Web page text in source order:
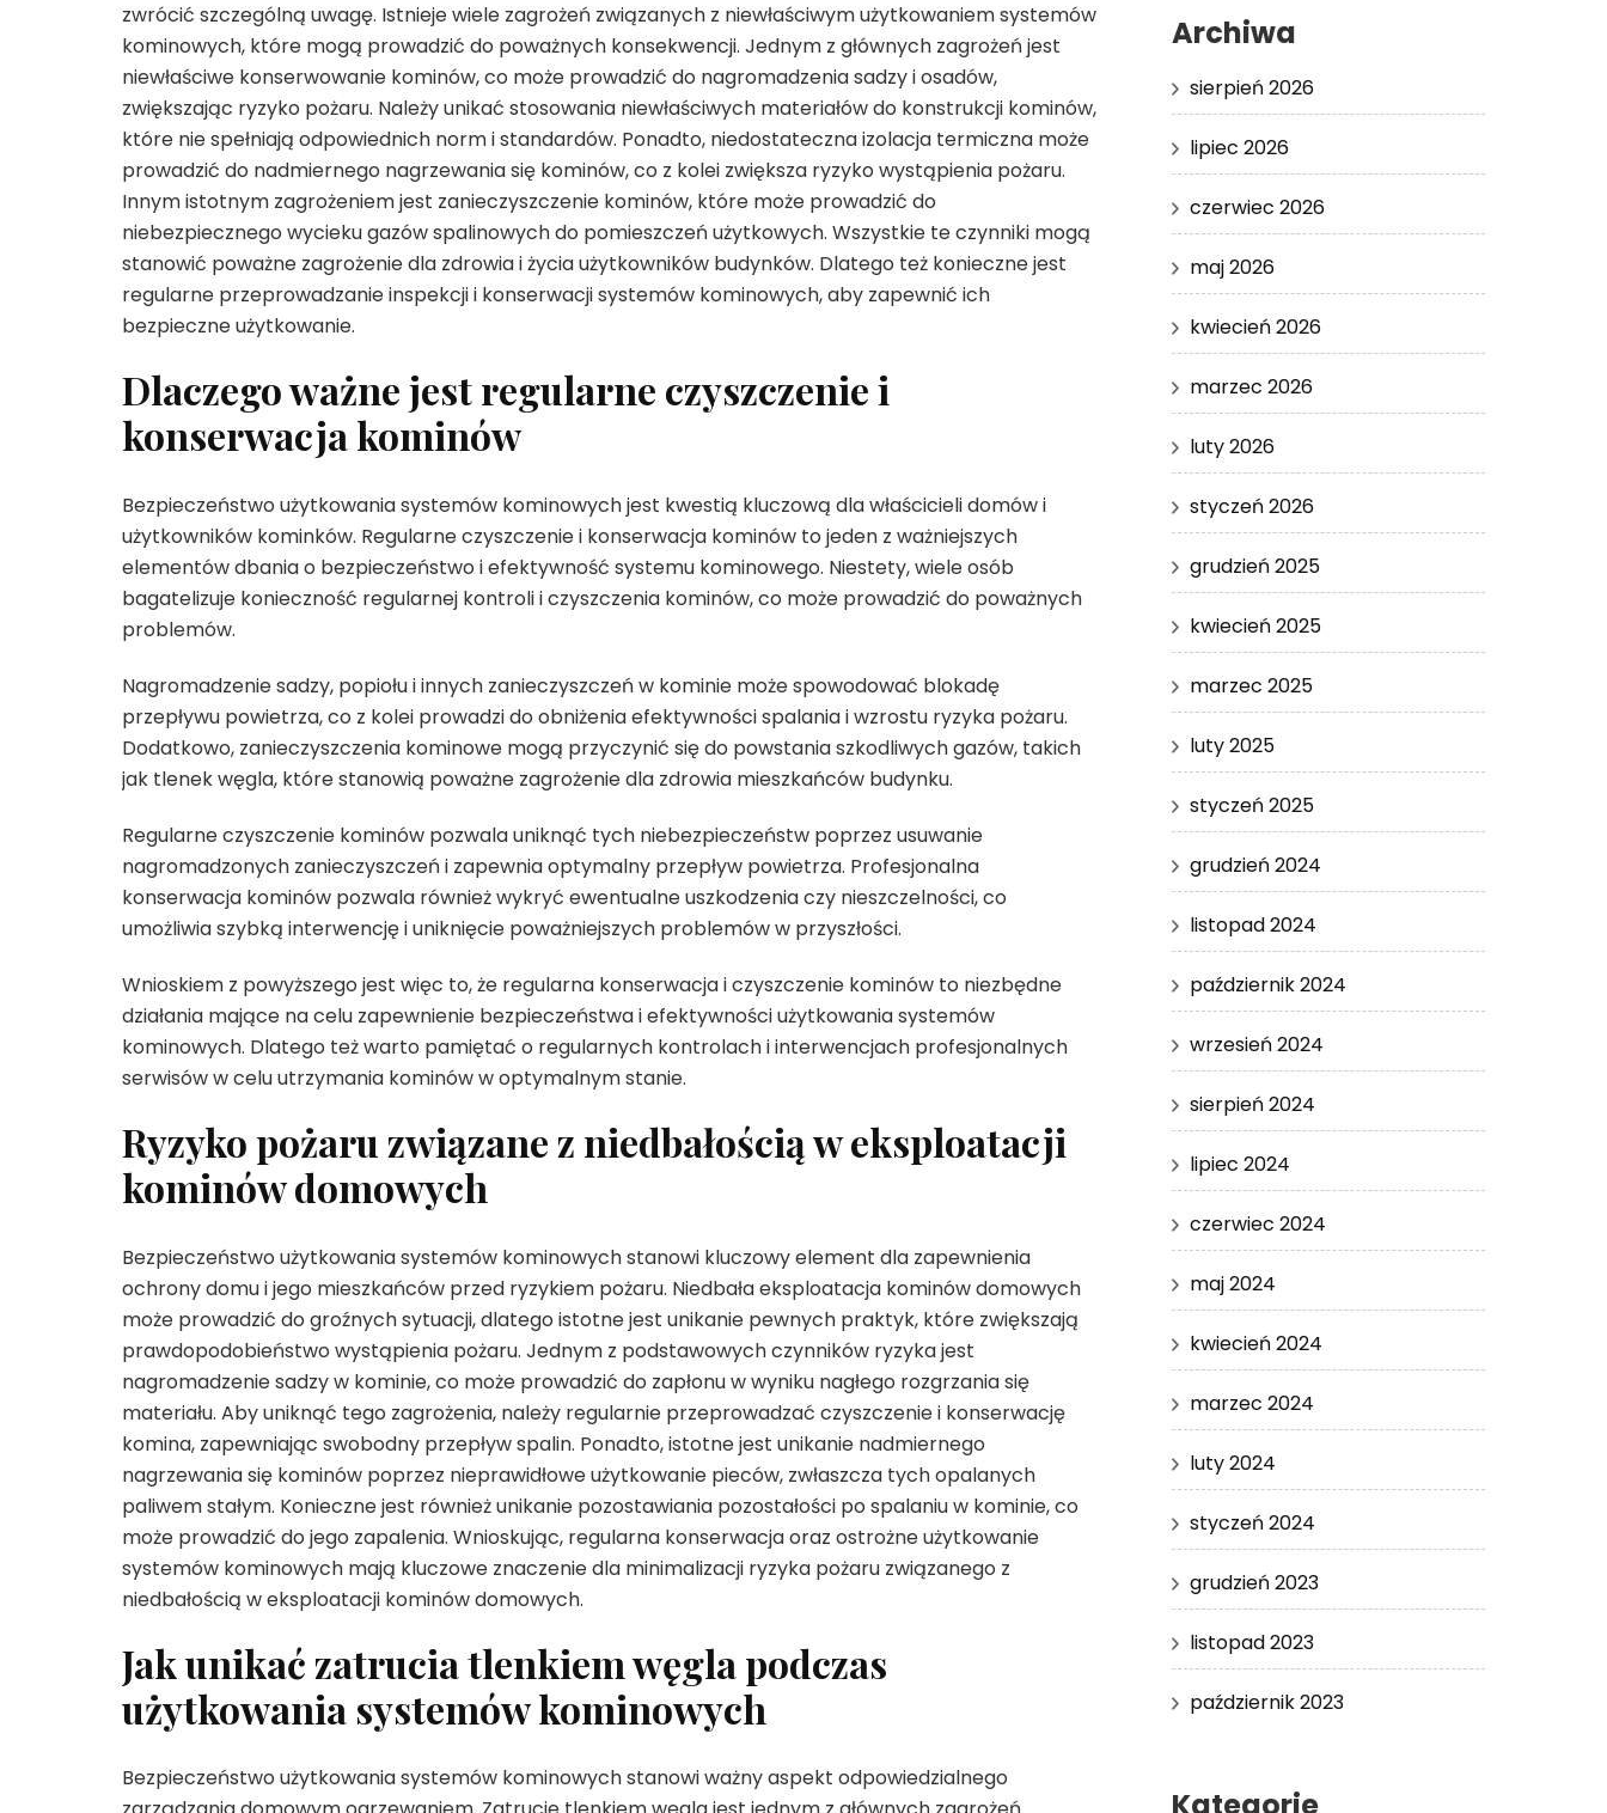
zwrócić szczególną uwagę. Istnieje wiele zagrożeń związanych z niewłaściwym użytkowaniem systemów
kominowych, które mogą prowadzić do poważnych konsekwencji. Jednym z głównych zagrożeń jest
niewłaściwe konserwowanie kominów, co może prowadzić do nagromadzenia sadzy i osadów,
zwiększając ryzyko pożaru. Należy unikać stosowania niewłaściwych materiałów do konstrukcji kominów,
które nie spełniają odpowiednich norm i standardów. Ponadto, niedostateczna izolacja termiczna może
prowadzić do nadmiernego nagrzewania się kominów, co z kolei zwiększa ryzyko wystąpienia pożaru.
Innym istotnym zagrożeniem jest zanieczyszczenie kominów, które może prowadzić do
niebezpiecznego wycieku gazów spalinowych do pomieszczeń użytkowych. Wszystkie te czynniki mogą
stanowić poważne zagrożenie dla zdrowia i życia użytkowników budynków. Dlatego też konieczne jest
regularne przeprowadzanie inspekcji i konserwacji systemów kominowych, aby zapewnić ich
bezpieczne użytkowanie.
Dlaczego ważne jest regularne czyszczenie i
konserwacja kominów
Bezpieczeństwo użytkowania systemów kominowych jest kwestią kluczową dla właścicieli domów i
użytkowników kominków. Regularne czyszczenie i konserwacja kominów to jeden z ważniejszych
elementów dbania o bezpieczeństwo i efektywność systemu kominowego. Niestety, wiele osób
bagatelizuje konieczność regularnej kontroli i czyszczenia kominów, co może prowadzić do poważnych
problemów.
Nagromadzenie sadzy, popiołu i innych zanieczyszczeń w kominie może spowodować blokadę
przepływu powietrza, co z kolei prowadzi do obniżenia efektywności spalania i wzrostu ryzyka pożaru.
Dodatkowo, zanieczyszczenia kominowe mogą przyczynić się do powstania szkodliwych gazów, takich
jak tlenek węgla, które stanowią poważne zagrożenie dla zdrowia mieszkańców budynku.
Regularne czyszczenie kominów pozwala uniknąć tych niebezpieczeństw poprzez usuwanie
nagromadzonych zanieczyszczeń i zapewnia optymalny przepływ powietrza. Profesjonalna
konserwacja kominów pozwala również wykryć ewentualne uszkodzenia czy nieszczelności, co
umożliwia szybką interwencję i uniknięcie poważniejszych problemów w przyszłości.
Wnioskiem z powyższego jest więc to, że regularna konserwacja i czyszczenie kominów to niezbędne
działania mające na celu zapewnienie bezpieczeństwa i efektywności użytkowania systemów
kominowych. Dlatego też warto pamiętać o regularnych kontrolach i interwencjach profesjonalnych
serwisów w celu utrzymania kominów w optymalnym stanie.
Ryzyko pożaru związane z niedbałością w eksploatacji
kominów domowych
Bezpieczeństwo użytkowania systemów kominowych stanowi kluczowy element dla zapewnienia
ochrony domu i jego mieszkańców przed ryzykiem pożaru. Niedbała eksploatacja kominów domowych
może prowadzić do groźnych sytuacji, dlatego istotne jest unikanie pewnych praktyk, które zwiększają
prawdopodobieństwo wystąpienia pożaru. Jednym z podstawowych czynników ryzyka jest
nagromadzenie sadzy w kominie, co może prowadzić do zapłonu w wyniku nagłego rozgrzania się
materiału. Aby uniknąć tego zagrożenia, należy regularnie przeprowadzać czyszczenie i konserwację
komina, zapewniając swobodny przepływ spalin. Ponadto, istotne jest unikanie nadmiernego
nagrzewania się kominów poprzez nieprawidłowe użytkowanie pieców, zwłaszcza tych opalanych
paliwem stałym. Konieczne jest również unikanie pozostawiania pozostałości po spalaniu w kominie, co
może prowadzić do jego zapalenia. Wnioskując, regularna konserwacja oraz ostrożne użytkowanie
systemów kominowych mają kluczowe znaczenie dla minimalizacji ryzyka pożaru związanego z
niedbałością w eksploatacji kominów domowych.
Jak unikać zatrucia tlenkiem węgla podczas
użytkowania systemów kominowych
Bezpieczeństwo użytkowania systemów kominowych stanowi ważny aspekt odpowiedzialnego
Archiwa
sierpień 2026
lipiec 2026
czerwiec 2026
maj 2026
kwiecień 2026
marzec 2026
luty 2026
styczeń 2026
grudzień 2025
kwiecień 2025
marzec 2025
luty 2025
styczeń 2025
grudzień 2024
listopad 2024
październik 2024
wrzesień 2024
sierpień 2024
lipiec 2024
czerwiec 2024
maj 2024
kwiecień 2024
marzec 2024
luty 2024
styczeń 2024
grudzień 2023
listopad 2023
październik 2023
Kategorie